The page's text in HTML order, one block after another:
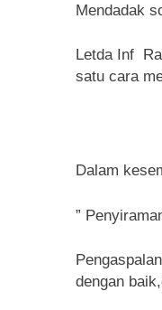
Mendadak
Letda Inf
satu cara
Dalam
”
dengan